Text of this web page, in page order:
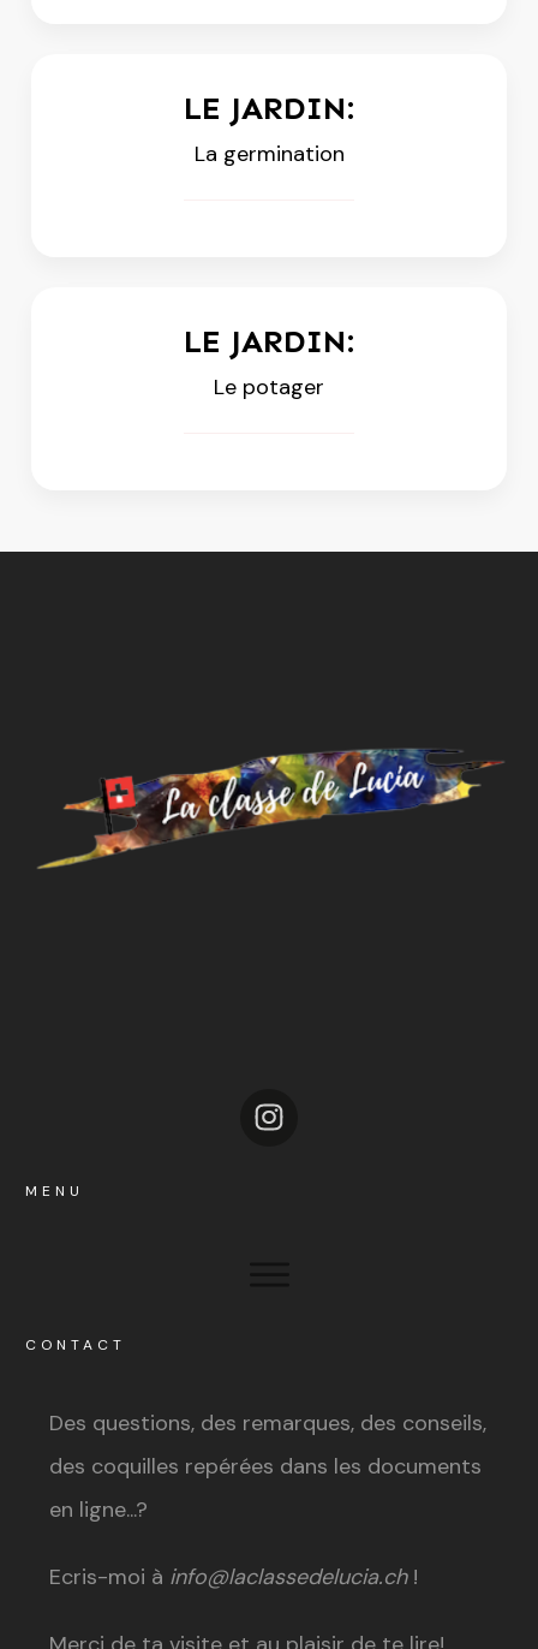
LE JARDIN:
La germination
LE JARDIN:
Le potager
MENU
CONTACT
Des questions, des remarques, des conseils,
des coquilles repérées dans les documents
en ligne...?
Ecris-moi à info@laclassedelucia.ch!